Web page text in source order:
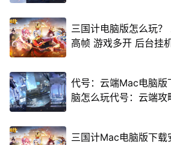
三国计电脑版怎么玩
高帧 游戏多开 后台挂
代号：云端Mac电脑
脑怎么玩代号：云端攻
三国计Mac电脑版下